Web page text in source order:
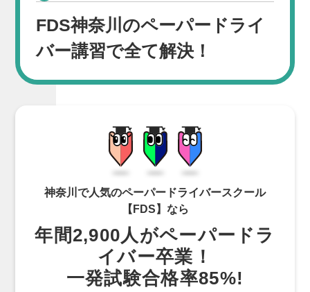
FDS神奈川のペーパードライ
バー講習で全て解決！
神奈川で人気のペーパードライバースクール
【FDS】なら
年間2,900人がペーパードラ
イバー卒業！
一発試験合格率85%!